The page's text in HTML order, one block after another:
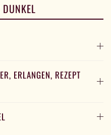
ERLANGEN, REZEPT